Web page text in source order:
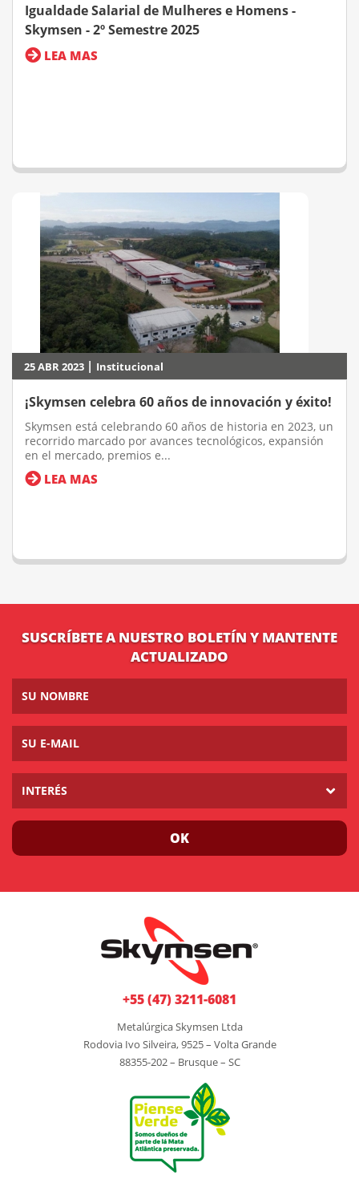
Igualdade Salarial de Mulheres e Homens -
Skymsen - 2º Semestre 2025
LEA MAS
25 ABR 2023 | Institucional
¡Skymsen celebra 60 años de innovación y éxito!
Skymsen está celebrando 60 años de historia en 2023, un
recorrido marcado por avances tecnológicos, expansión
en el mercado, premios e...
LEA MAS
SUSCRÍBETE A NUESTRO BOLETÍN Y MANTENTE
ACTUALIZADO
INTERÉS
OK
+55 (47) 3211-6081
Metalúrgica Skymsen Ltda
Rodovia Ivo Silveira, 9525 – Volta Grande
88355-202 – Brusque – SC